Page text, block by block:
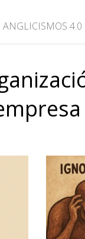
ANGLICISMOS 4.0